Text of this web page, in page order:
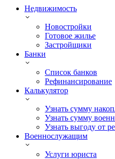
Недвижимость
Новостройки
Готовое жилье
Застройщики
Банки
Список банков
Рефинансирование
Калькулятор
Узнать сумму
Узнать сумму
Узнать выгоду от
Военнослужащим
Услуги юриста